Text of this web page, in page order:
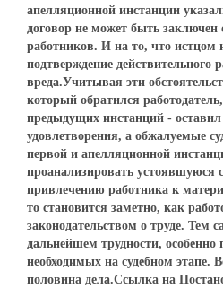
апелляционной инстанции
договор не может быть заключен
работников. И на то, что истцом
подтверждение действительного
вреда.Учитывая эти
который обратился
предыдущих инстанций -
удовлетворения, а обжалуемые
первой и апелляционной
проанализировать устоявшуюся
привлечению работника к
то становится заметно, как
законодательством о труде. Тем
дальнейшем трудности, особенно
необходимых на судебном этапе.
половина дела.Ссылка на